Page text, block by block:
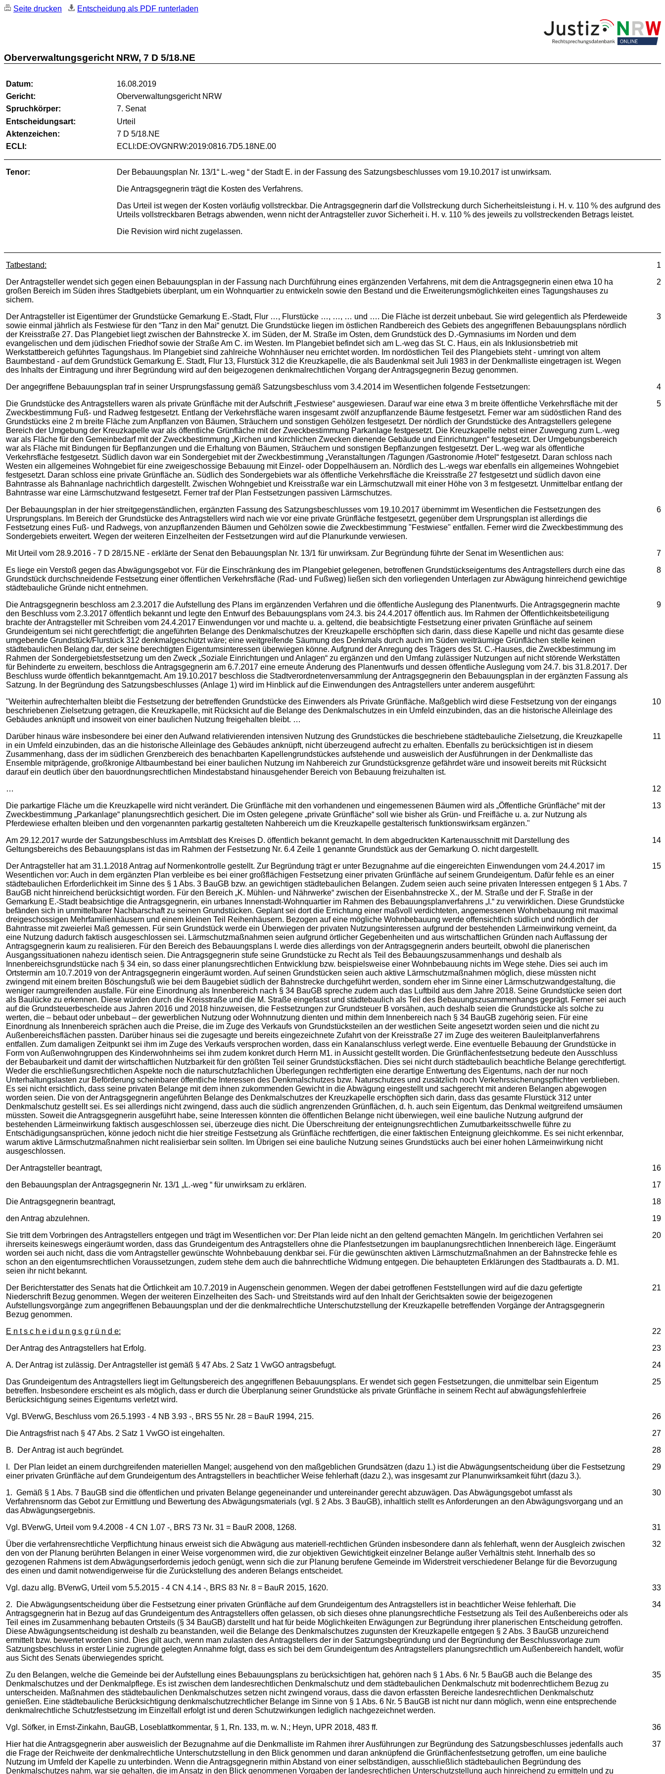
Seite drucken Entscheidung als PDF runterladen
Oberverwaltungsgericht NRW, 7 D 5/18.NE
Datum:
16.08.2019
Gericht:
Oberverwaltungsgericht NRW
Spruchkörper:
7. Senat
Entscheidungsart:
Urteil
Aktenzeichen:
7 D 5/18.NE
ECLI:
ECLI:DE:OVGNRW:2019:0816.7D5.18NE.00
Tenor:
Der Bebauungsplan Nr. 13/1“ L.-weg “ der Stadt E. in der Fassung des Satzungsbeschlusses vom 19.10.2017 ist unwirksam.
Die Antragsgegnerin trägt die Kosten des Verfahrens.
Das Urteil ist wegen der Kosten vorläufig vollstreckbar. Die Antragsgegnerin darf die Vollstreckung durch Sicherheitsleistung i. H. v. 110 % des aufgrund des
Urteils vollstreckbaren Betrags abwenden, wenn nicht der Antragsteller zuvor Sicherheit i. H. v. 110 % des jeweils zu vollstreckenden Betrags leistet.
Die Revision wird nicht zugelassen.
1
Tatbestand:
2
Der Antragsteller wendet sich gegen einen Bebauungsplan in der Fassung nach Durchführung eines ergänzenden Verfahrens, mit dem die Antragsgegnerin einen etwa 10 ha
großen Bereich im Süden ihres Stadtgebiets überplant, um ein Wohnquartier zu entwickeln sowie den Bestand und die Erweiterungsmöglichkeiten eines Tagungshauses zu
sichern.
3
Der Antragsteller ist Eigentümer der Grundstücke Gemarkung E.-Stadt, Flur …, Flurstücke …, …, … und …. Die Fläche ist derzeit unbebaut. Sie wird gelegentlich als Pferdeweide
sowie einmal jährlich als Festwiese für den “Tanz in den Mai“ genutzt. Die Grundstücke liegen im östlichen Randbereich des Gebiets des angegriffenen Bebauungsplans nördlich
der Kreisstraße 27. Das Plangebiet liegt zwischen der Bahnstrecke X. im Süden, der M. Straße im Osten, dem Grundstück des D.-Gymnasiums im Norden und dem
evangelischen und dem jüdischen Friedhof sowie der Straße Am C. im Westen. Im Plangebiet befindet sich am L.-weg das St. C. Haus, ein als Inklusionsbetrieb mit
Werkstattbereich geführtes Tagungshaus. Im Plangebiet sind zahlreiche Wohnhäuser neu errichtet worden. Im nordöstlichen Teil des Plangebiets steht - umringt von altem
Baumbestand - auf dem Grundstück Gemarkung E. Stadt, Flur 13, Flurstück 312 die Kreuzkapelle, die als Baudenkmal seit Juli 1983 in der Denkmalliste eingetragen ist. Wegen
des Inhalts der Eintragung und ihrer Begründung wird auf den beigezogenen denkmalrechtlichen Vorgang der Antragsgegnerin Bezug genommen.
4
Der angegriffene Bebauungsplan traf in seiner Ursprungsfassung gemäß Satzungsbeschluss vom 3.4.2014 im Wesentlichen folgende Festsetzungen:
5
Die Grundstücke des Antragstellers waren als private Grünfläche mit der Aufschrift „Festwiese“ ausgewiesen. Darauf war eine etwa 3 m breite öffentliche Verkehrsfläche mit der
Zweckbestimmung Fuß- und Radweg festgesetzt. Entlang der Verkehrsfläche waren insgesamt zwölf anzupflanzende Bäume festgesetzt. Ferner war am südöstlichen Rand des
Grundstücks eine 2 m breite Fläche zum Anpflanzen von Bäumen, Sträuchern und sonstigen Gehölzen festgesetzt. Der nördlich der Grundstücke des Antragstellers gelegene
Bereich der Umgebung der Kreuzkapelle war als öffentliche Grünfläche mit der Zweckbestimmung Parkanlage festgesetzt. Die Kreuzkapelle nebst einer Zuwegung zum L.-weg
war als Fläche für den Gemeinbedarf mit der Zweckbestimmung „Kirchen und kirchlichen Zwecken dienende Gebäude und Einrichtungen“ festgesetzt. Der Umgebungsbereich
war als Fläche mit Bindungen für Bepflanzungen und die Erhaltung von Bäumen, Sträuchern und sonstigen Bepflanzungen festgesetzt. Der L.-weg war als öffentliche
Verkehrsfläche festgesetzt. Südlich davon war ein Sondergebiet mit der Zweckbestimmung „Veranstaltungen /Tagungen /Gastronomie /Hotel“ festgesetzt. Daran schloss nach
Westen ein allgemeines Wohngebiet für eine zweigeschossige Bebauung mit Einzel- oder Doppelhäusern an. Nördlich des L.-wegs war ebenfalls ein allgemeines Wohngebiet
festgesetzt. Daran schloss eine private Grünfläche an. Südlich des Sondergebiets war als öffentliche Verkehrsfläche die Kreisstraße 27 festgesetzt und südlich davon eine
Bahntrasse als Bahnanlage nachrichtlich dargestellt. Zwischen Wohngebiet und Kreisstraße war ein Lärmschutzwall mit einer Höhe von 3 m festgesetzt. Unmittelbar entlang der
Bahntrasse war eine Lärmschutzwand festgesetzt. Ferner traf der Plan Festsetzungen passiven Lärmschutzes.
6
Der Bebauungsplan in der hier streitgegenständlichen, ergänzten Fassung des Satzungsbeschlusses vom 19.10.2017 übernimmt im Wesentlichen die Festsetzungen des
Ursprungsplans. Im Bereich der Grundstücke des Antragstellers wird nach wie vor eine private Grünfläche festgesetzt, gegenüber dem Ursprungsplan ist allerdings die
Festsetzung eines Fuß- und Radwegs, von anzupflanzenden Bäumen und Gehölzen sowie die Zweckbestimmung "Festwiese" entfallen. Ferner wird die Zweckbestimmung des
Sondergebiets erweitert. Wegen der weiteren Einzelheiten der Festsetzungen wird auf die Planurkunde verwiesen.
7
Mit Urteil vom 28.9.2016 - 7 D 28/15.NE - erklärte der Senat den Bebauungsplan Nr. 13/1 für unwirksam. Zur Begründung führte der Senat im Wesentlichen aus:
8
Es liege ein Verstoß gegen das Abwägungsgebot vor. Für die Einschränkung des im Plangebiet gelegenen, betroffenen Grundstückseigentums des Antragstellers durch eine das
Grundstück durchschneidende Festsetzung einer öffentlichen Verkehrsfläche (Rad- und Fußweg) ließen sich den vorliegenden Unterlagen zur Abwägung hinreichend gewichtige
städtebauliche Gründe nicht entnehmen.
9
Die Antragsgegnerin beschloss am 2.3.2017 die Aufstellung des Plans im ergänzenden Verfahren und die öffentliche Auslegung des Planentwurfs. Die Antragsgegnerin machte
den Beschluss vom 2.3.2017 öffentlich bekannt und legte den Entwurf des Bebauungsplans vom 24.3. bis 24.4.2017 öffentlich aus. Im Rahmen der Öffentlichkeitsbeteiligung
brachte der Antragsteller mit Schreiben vom 24.4.2017 Einwendungen vor und machte u. a. geltend, die beabsichtigte Festsetzung einer privaten Grünfläche auf seinem
Grundeigentum sei nicht gerechtfertigt; die angeführten Belange des Denkmalschutzes der Kreuzkapelle erschöpften sich darin, dass diese Kapelle und nicht das gesamte diese
umgebende Grundstück/Flurstück 312 denkmalgeschützt wäre; eine weitgreifende Säumung des Denkmals durch auch im Süden weiträumige Grünflächen stelle keinen
städtebaulichen Belang dar, der seine berechtigten Eigentumsinteressen überwiegen könne. Aufgrund der Anregung des Trägers des St. C.-Hauses, die Zweckbestimmung im
Rahmen der Sondergebietsfestsetzung um den Zweck „Soziale Einrichtungen und Anlagen“ zu ergänzen und den Umfang zulässiger Nutzungen auf nicht störende Werkstätten
für Behinderte zu erweitern, beschloss die Antragsgegnerin am 6.7.2017 eine erneute Änderung des Planentwurfs und dessen öffentliche Auslegung vom 24.7. bis 31.8.2017. Der
Beschluss wurde öffentlich bekanntgemacht. Am 19.10.2017 beschloss die Stadtverordnetenversammlung der Antragsgegnerin den Bebauungsplan in der ergänzten Fassung als
Satzung. In der Begründung des Satzungsbeschlusses (Anlage 1) wird im Hinblick auf die Einwendungen des Antragstellers unter anderem ausgeführt:
10
"Weiterhin aufrechterhalten bleibt die Festsetzung der betreffenden Grundstücke des Einwenders als Private Grünfläche. Maßgeblich wird diese Festsetzung von der eingangs
beschriebenen Zielsetzung getragen, die Kreuzkapelle, mit Rücksicht auf die Belange des Denkmalschutzes in ein Umfeld einzubinden, das an die historische Alleinlage des
Gebäudes anknüpft und insoweit von einer baulichen Nutzung freigehalten bleibt. …
11
Darüber hinaus wäre insbesondere bei einer den Aufwand relativierenden intensiven Nutzung des Grundstückes die beschriebene städtebauliche Zielsetzung, die Kreuzkapelle
in ein Umfeld einzubinden, das an die historische Alleinlage des Gebäudes anknüpft, nicht überzeugend aufrecht zu erhalten. Ebenfalls zu berücksichtigen ist in diesem
Zusammenhang, dass der im südlichen Grenzbereich des benachbarten Kapellengrundstückes aufstehende und ausweislich der Ausführungen in der Denkmalliste das
Ensemble mitprägende, großkronige Altbaumbestand bei einer baulichen Nutzung im Nahbereich zur Grundstücksgrenze gefährdet wäre und insoweit bereits mit Rücksicht
darauf ein deutlich über den bauordnungsrechtlichen Mindestabstand hinausgehender Bereich von Bebauung freizuhalten ist.
12
…
13
Die parkartige Fläche um die Kreuzkapelle wird nicht verändert. Die Grünfläche mit den vorhandenen und eingemessenen Bäumen wird als „Öffentliche Grünfläche“ mit der
Zweckbestimmung „Parkanlage“ planungsrechtlich gesichert. Die im Osten gelegene „private Grünfläche“ soll wie bisher als Grün- und Freifläche u. a. zur Nutzung als
Pferdewiese erhalten bleiben und den vorgenannten parkartig gestalteten Nahbereich um die Kreuzkapelle gestalterisch funktionswirksam ergänzen."
14
Am 29.12.2017 wurde der Satzungsbeschluss im Amtsblatt des Kreises D. öffentlich bekannt gemacht. In dem abgedruckten Kartenausschnitt mit Darstellung des
Geltungsbereichs des Bebauungsplans ist das im Rahmen der Festsetzung Nr. 6.4 Zeile 1 genannte Grundstück aus der Gemarkung O. nicht dargestellt.
15
Der Antragsteller hat am 31.1.2018 Antrag auf Normenkontrolle gestellt. Zur Begründung trägt er unter Bezugnahme auf die eingereichten Einwendungen vom 24.4.2017 im
Wesentlichen vor: Auch in dem ergänzten Plan verbleibe es bei einer großflächigen Festsetzung einer privaten Grünfläche auf seinem Grundeigentum. Dafür fehle es an einer
städtebaulichen Erforderlichkeit im Sinne des § 1 Abs. 3 BauGB bzw. an gewichtigen städtebaulichen Belangen. Zudem seien auch seine privaten Interessen entgegen § 1 Abs. 7
BauGB nicht hinreichend berücksichtigt worden. Für den Bereich „K. Mühlen- und Nährwerke“ zwischen der Eisenbahnstrecke X., der M. Straße und der F. Straße in der
Gemarkung E.-Stadt beabsichtige die Antragsgegnerin, ein urbanes Innenstadt-Wohnquartier im Rahmen des Bebauungsplanverfahrens „I.“ zu verwirklichen. Diese Grundstücke
befänden sich in unmittelbarer Nachbarschaft zu seinen Grundstücken. Geplant sei dort die Errichtung einer maßvoll verdichteten, angemessenen Wohnbebauung mit maximal
dreigeschossigen Mehrfamilienhäusern und einem kleinen Teil Reihenhäusern. Bezogen auf eine mögliche Wohnbebauung werde offensichtlich südlich und nördlich der
Bahntrasse mit zweierlei Maß gemessen. Für sein Grundstück werde ein Überwiegen der privaten Nutzungsinteressen aufgrund der bestehenden Lärmeinwirkung verneint, da
eine Nutzung dadurch faktisch ausgeschlossen sei. Lärmschutzmaßnahmen seien aufgrund örtlicher Gegebenheiten und aus wirtschaftlichen Gründen nach Auffassung der
Antragsgegnerin kaum zu realisieren. Für den Bereich des Bebauungsplans I. werde dies allerdings von der Antragsgegnerin anders beurteilt, obwohl die planerischen
Ausgangssituationen nahezu identisch seien. Die Antragsgegnerin stufe seine Grundstücke zu Recht als Teil des Bebauungszusammenhangs und deshalb als
Innenbereichsgrundstücke nach § 34 ein, so dass einer planungsrechtlichen Entwicklung bzw. beispielsweise einer Wohnbebauung nichts im Wege stehe. Dies sei auch im
Ortstermin am 10.7.2019 von der Antragsgegnerin eingeräumt worden. Auf seinen Grundstücken seien auch aktive Lärmschutzmaßnahmen möglich, diese müssten nicht
zwingend mit einem breiten Böschungsfuß wie bei dem Baugebiet südlich der Bahnstrecke durchgeführt werden, sondern eher im Sinne einer Lärmschutzwandgestaltung, die
weniger raumgreifenden ausfalle. Für eine Einordnung als Innenbereich nach § 34 BauGB spreche zudem auch das Luftbild aus dem Jahre 2018. Seine Grundstücke seien dort
als Baulücke zu erkennen. Diese würden durch die Kreisstraße und die M. Straße eingefasst und städtebaulich als Teil des Bebauungszusammenhangs geprägt. Ferner sei auch
auf die Grundsteuerbescheide aus Jahren 2016 und 2018 hinzuweisen, die Festsetzungen zur Grundsteuer B vorsähen, auch deshalb seien die Grundstücke als solche zu
werten, die – bebaut oder unbebaut – der gewerblichen Nutzung oder Wohnnutzung dienten und mithin dem Innenbereich nach § 34 BauGB zugehörig seien. Für eine
Einordnung als Innenbereich sprächen auch die Preise, die im Zuge des Verkaufs von Grundstücksteilen an der westlichen Seite angesetzt worden seien und die nicht zu
Außenbereichsflächen passten. Darüber hinaus sei die zugesagte und bereits eingezeichnete Zufahrt von der Kreisstraße 27 im Zuge des weiteren Bauleitplanverfahrens
entfallen. Zum damaligen Zeitpunkt sei ihm im Zuge des Verkaufs versprochen worden, dass ein Kanalanschluss verlegt werde. Eine eventuelle Bebauung der Grundstücke in
Form von Außenwohngruppen des Kinderwohnheims sei ihm zudem konkret durch Herrn M1. in Aussicht gestellt worden. Die Grünflächenfestsetzung bedeute den Ausschluss
der Bebaubarkeit und damit der wirtschaftlichen Nutzbarkeit für den größten Teil seiner Grundstücksflächen. Dies sei nicht durch städtebaulich beachtliche Belange gerechtfertigt.
Weder die erschließungsrechtlichen Aspekte noch die naturschutzfachlichen Überlegungen rechtfertigten eine derartige Entwertung des Eigentums, nach der nur noch
Unterhaltungslasten zur Beförderung scheinbarer öffentliche Interessen des Denkmalschutzes bzw. Naturschutzes und zusätzlich noch Verkehrssicherungspflichten verblieben.
Es sei nicht ersichtlich, dass seine privaten Belange mit dem ihnen zukommenden Gewicht in die Abwägung eingestellt und sachgerecht mit anderen Belangen abgewogen
worden seien. Die von der Antragsgegnerin angeführten Belange des Denkmalschutzes der Kreuzkapelle erschöpften sich darin, dass das gesamte Flurstück 312 unter
Denkmalschutz gestellt sei. Es sei allerdings nicht zwingend, dass auch die südlich angrenzenden Grünflächen, d. h. auch sein Eigentum, das Denkmal weitgreifend umsäumen
müssten. Soweit die Antragsgegnerin ausgeführt habe, seine Interessen könnten die öffentlichen Belange nicht überwiegen, weil eine bauliche Nutzung aufgrund der
bestehenden Lärmeinwirkung faktisch ausgeschlossen sei, überzeuge dies nicht. Die Überschreitung der enteignungsrechtlichen Zumutbarkeitsschwelle führe zu
Entschädigungsansprüchen, könne jedoch nicht die hier streitige Festsetzung als Grünfläche rechtfertigen, die einer faktischen Enteignung gleichkomme. Es sei nicht erkennbar,
warum aktive Lärmschutzmaßnahmen nicht realisierbar sein sollten. Im Übrigen sei eine bauliche Nutzung seines Grundstücks auch bei einer hohen Lärmeinwirkung nicht
ausgeschlossen.
16
Der Antragsteller beantragt,
17
den Bebauungsplan der Antragsgegnerin Nr. 13/1 „L.-weg “ für unwirksam zu erklären.
18
Die Antragsgegnerin beantragt,
19
den Antrag abzulehnen.
20
Sie tritt dem Vorbringen des Antragstellers entgegen und trägt im Wesentlichen vor: Der Plan leide nicht an den geltend gemachten Mängeln. Im gerichtlichen Verfahren sei
ihrerseits keineswegs eingeräumt worden, dass das Grundeigentum des Antragstellers ohne die Planfestsetzungen im bauplanungsrechtlichen Innenbereich läge. Eingeräumt
worden sei auch nicht, dass die vom Antragsteller gewünschte Wohnbebauung denkbar sei. Für die gewünschten aktiven Lärmschutzmaßnahmen an der Bahnstrecke fehle es
schon an den eigentumsrechtlichen Voraussetzungen, zudem stehe dem auch die bahnrechtliche Widmung entgegen. Die behaupteten Erklärungen des Stadtbaurats a. D. M1.
seien ihr nicht bekannt.
21
Der Berichterstatter des Senats hat die Örtlichkeit am 10.7.2019 in Augenschein genommen. Wegen der dabei getroffenen Feststellungen wird auf die dazu gefertigte
Niederschrift Bezug genommen. Wegen der weiteren Einzelheiten des Sach- und Streitstands wird auf den Inhalt der Gerichtsakten sowie der beigezogenen
Aufstellungsvorgänge zum angegriffenen Bebauungsplan und der die denkmalrechtliche Unterschutzstellung der Kreuzkapelle betreffenden Vorgänge der Antragsgegnerin
Bezug genommen.
22
E n t s c h e i d u n g s g r ü n d e:
23
Der Antrag des Antragstellers hat Erfolg.
24
A. Der Antrag ist zulässig. Der Antragsteller ist gemäß § 47 Abs. 2 Satz 1 VwGO antragsbefugt.
25
Das Grundeigentum des Antragstellers liegt im Geltungsbereich des angegriffenen Bebauungsplans. Er wendet sich gegen Festsetzungen, die unmittelbar sein Eigentum
betreffen. Insbesondere erscheint es als möglich, dass er durch die Überplanung seiner Grundstücke als private Grünfläche in seinem Recht auf abwägungsfehlerfreie
Berücksichtigung seines Eigentums verletzt wird.
26
Vgl. BVerwG, Beschluss vom 26.5.1993 - 4 NB 3.93 -, BRS 55 Nr. 28 = BauR 1994, 215.
27
Die Antragsfrist nach § 47 Abs. 2 Satz 1 VwGO ist eingehalten.
28
B. Der Antrag ist auch begründet.
29
I. Der Plan leidet an einem durchgreifenden materiellen Mangel; ausgehend von den maßgeblichen Grundsätzen (dazu 1.) ist die Abwägungsentscheidung über die Festsetzung
einer privaten Grünfläche auf dem Grundeigentum des Antragstellers in beachtlicher Weise fehlerhaft (dazu 2.), was insgesamt zur Planunwirksamkeit führt (dazu 3.).
30
1. Gemäß § 1 Abs. 7 BauGB sind die öffentlichen und privaten Belange gegeneinander und untereinander gerecht abzuwägen. Das Abwägungsgebot umfasst als
Verfahrensnorm das Gebot zur Ermittlung und Bewertung des Abwägungsmaterials (vgl. § 2 Abs. 3 BauGB), inhaltlich stellt es Anforderungen an den Abwägungsvorgang und an
das Abwägungsergebnis.
31
Vgl. BVerwG, Urteil vom 9.4.2008 - 4 CN 1.07 -, BRS 73 Nr. 31 = BauR 2008, 1268.
32
Über die verfahrensrechtliche Verpflichtung hinaus erweist sich die Abwägung aus materiell-rechtlichen Gründen insbesondere dann als fehlerhaft, wenn der Ausgleich zwischen
den von der Planung berührten Belangen in einer Weise vorgenommen wird, die zur objektiven Gewichtigkeit einzelner Belange außer Verhältnis steht. Innerhalb des so
gezogenen Rahmens ist dem Abwägungserfordernis jedoch genügt, wenn sich die zur Planung berufene Gemeinde im Widerstreit verschiedener Belange für die Bevorzugung
des einen und damit notwendigerweise für die Zurückstellung des anderen Belangs entscheidet.
33
Vgl. dazu allg. BVerwG, Urteil vom 5.5.2015 - 4 CN 4.14 -, BRS 83 Nr. 8 = BauR 2015, 1620.
34
2. Die Abwägungsentscheidung über die Festsetzung einer privaten Grünfläche auf dem Grundeigentum des Antragstellers ist in beachtlicher Weise fehlerhaft. Die
Antragsgegnerin hat in Bezug auf das Grundeigentum des Antragstellers offen gelassen, ob sich dieses ohne planungsrechtliche Festsetzung als Teil des Außenbereichs oder als
Teil eines im Zusammenhang bebauten Ortsteils (§ 34 BauGB) darstellt und hat für beide Möglichkeiten Erwägungen zur Begründung ihrer planerischen Entscheidung getroffen.
Diese Abwägungsentscheidung ist deshalb zu beanstanden, weil die Belange des Denkmalschutzes zugunsten der Kreuzkapelle entgegen § 2 Abs. 3 BauGB unzureichend
ermittelt bzw. bewertet worden sind. Dies gilt auch, wenn man zulasten des Antragstellers der in der Satzungsbegründung und der Begründung der Beschlussvorlage zum
Satzungsbeschluss in erster Linie zugrunde gelegten Annahme folgt, dass es sich bei dem Grundeigentum des Antragstellers planungsrechtlich um Außenbereich handelt, wofür
aus Sicht des Senats überwiegendes spricht.
35
Zu den Belangen, welche die Gemeinde bei der Aufstellung eines Bebauungsplans zu berücksichtigen hat, gehören nach § 1 Abs. 6 Nr. 5 BauGB auch die Belange des
Denkmalschutzes und der Denkmalpflege. Es ist zwischen dem landesrechtlichen Denkmalschutz und dem städtebaulichen Denkmalschutz mit bodenrechtlichem Bezug zu
unterscheiden. Maßnahmen des städtebaulichen Denkmalschutzes setzen nicht zwingend voraus, dass die davon erfassten Bereiche landesrechtlichen Denkmalschutz
genießen. Eine städtebauliche Berücksichtigung denkmalschutzrechtlicher Belange im Sinne von § 1 Abs. 6 Nr. 5 BauGB ist nicht nur dann möglich, wenn eine entsprechende
denkmalrechtliche Schutzfestsetzung im Einzelfall erfolgt ist und deren Schutzwirkungen lediglich nachgezeichnet werden.
36
Vgl. Söfker, in Ernst-Zinkahn, BauGB, Loseblattkommentar, § 1, Rn. 133, m. w. N.; Heyn, UPR 2018, 483 ff.
37
Hier hat die Antragsgegnerin aber ausweislich der Bezugnahme auf die Denkmalliste im Rahmen ihrer Ausführungen zur Begründung des Satzungsbeschlusses jedenfalls auch
die Frage der Reichweite der denkmalrechtliche Unterschutzstellung in den Blick genommen und daran anknüpfend die Grünflächenfestsetzung getroffen, um eine bauliche
Nutzung im Umfeld der Kapelle zu unterbinden. Wenn die Antragsgegnerin mithin Abstand von einer selbständigen, ausschließlich städtebaulichen Begründung des
Denkmalschutzes nahm, war sie gehalten, die im Ansatz in den Blick genommenen Vorgaben der landesrechtlichen Unterschutzstellung auch hinreichend zu ermitteln und zu